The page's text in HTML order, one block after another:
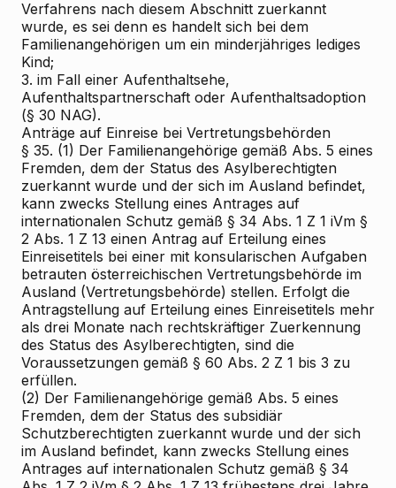
Verfahrens nach diesem Abschnitt zuerkannt
wurde, es sei denn es handelt sich bei dem
Familienangehörigen um ein minderjähriges lediges
Kind;
3. im Fall einer Aufenthaltsehe,
Aufenthaltspartnerschaft oder Aufenthaltsadoption
(§ 30 NAG).
Anträge auf Einreise bei Vertretungsbehörden
§ 35. (1) Der Familienangehörige gemäß Abs. 5 eines
Fremden, dem der Status des Asylberechtigten
zuerkannt wurde und der sich im Ausland befindet,
kann zwecks Stellung eines Antrages auf
internationalen Schutz gemäß § 34 Abs. 1 Z 1 iVm §
2 Abs. 1 Z 13 einen Antrag auf Erteilung eines
Einreisetitels bei einer mit konsularischen Aufgaben
betrauten österreichischen Vertretungsbehörde im
Ausland (Vertretungsbehörde) stellen. Erfolgt die
Antragstellung auf Erteilung eines Einreisetitels mehr
als drei Monate nach rechtskräftiger Zuerkennung
des Status des Asylberechtigten, sind die
Voraussetzungen gemäß § 60 Abs. 2 Z 1 bis 3 zu
erfüllen.
(2) Der Familienangehörige gemäß Abs. 5 eines
Fremden, dem der Status des subsidiär
Schutzberechtigten zuerkannt wurde und der sich
im Ausland befindet, kann zwecks Stellung eines
Antrages auf internationalen Schutz gemäß § 34